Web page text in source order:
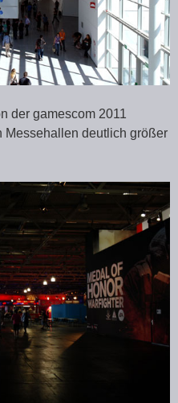
der gamescom 2011
Messehallen deutlich größer